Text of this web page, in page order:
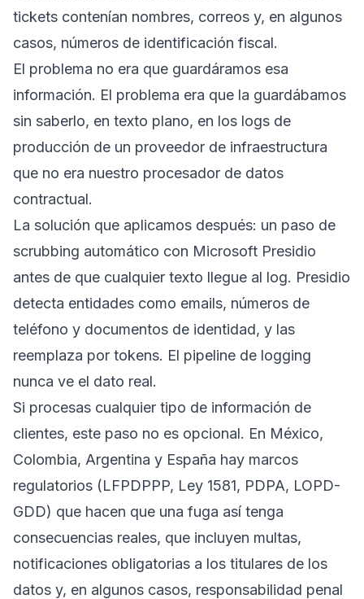
tickets contenían nombres, correos y, en algunos
casos, números de identificación fiscal.
El problema no era que guardáramos esa
información. El problema era que la guardábamos
sin saberlo, en texto plano, en los logs de
producción de un proveedor de infraestructura
que no era nuestro procesador de datos
contractual.
La solución que aplicamos después: un paso de
scrubbing automático con Microsoft Presidio
antes de que cualquier texto llegue al log. Presidio
detecta entidades como emails, números de
teléfono y documentos de identidad, y las
reemplaza por tokens. El pipeline de logging
nunca ve el dato real.
Si procesas cualquier tipo de información de
clientes, este paso no es opcional. En México,
Colombia, Argentina y España hay marcos
regulatorios (LFPDPPP, Ley 1581, PDPA, LOPD-
GDD) que hacen que una fuga así tenga
consecuencias reales, que incluyen multas,
notificaciones obligatorias a los titulares de los
datos y, en algunos casos, responsabilidad penal